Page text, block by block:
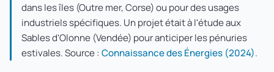
dans les îles (Outre mer, Corse) ou pour des usages
industriels spécifiques. Un projet était à l'étude aux
Sables d'Olonne (Vendée) pour anticiper les pénuries
estivales. Source : Connaissance des Énergies (2024).